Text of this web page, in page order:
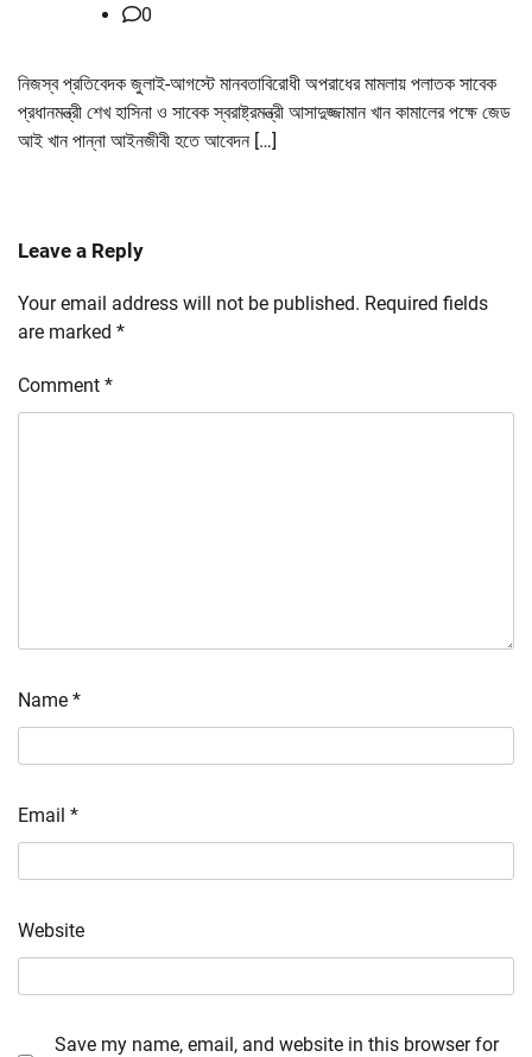
0
নিজস্ব প্রতিবেদক জুলাই-আগস্টে মানবতাবিরোধী অপরাধের মামলায় পলাতক সাবেক
প্রধানমন্ত্রী শেখ হাসিনা ও সাবেক স্বরাষ্ট্রমন্ত্রী আসাদুজ্জামান খান কামালের পক্ষে জেড
আই খান পান্না আইনজীবী হতে আবেদন […]
Leave a Reply
Your email address will not be published. Required fields
are marked *
Comment *
Name *
Email *
Website
Save my name, email, and website in this browser for